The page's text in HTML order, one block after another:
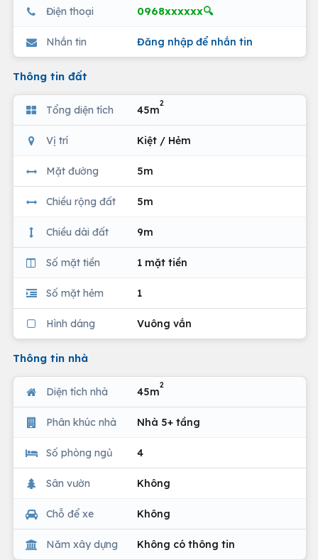
Điện thoại 0968xxxxxx🔍
Nhắn tin Đăng nhập để nhắn tin
Thông tin đất
Tổng diện tích 45m
2
Vị trí Kiệt / Hẻm
Mặt đường 5m
Chiều rộng đất 5m
Chiều dài đất 9m
Số mặt tiền 1 mặt tiền
Số mặt hẻm 1
Hình dáng Vuông vắn
Thông tin nhà
Diện tích nhà 45m
2
Phân khúc nhà Nhà 5+ tầng
Số phòng ngủ 4
Sân vườn Không
Chỗ để xe Không
Năm xây dựng Không có thông tin